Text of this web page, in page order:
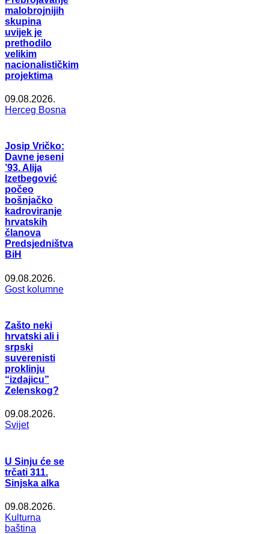
malobrojnijih
skupina
uvijek je
prethodilo
velikim
nacionalističkim
projektima
09.08.2026.
Herceg Bosna
Josip Vričko:
Davne jeseni
’93. Alija
Izetbegović
počeo
bošnjačko
kadroviranje
hrvatskih
članova
Predsjedništva
BiH
09.08.2026.
Gost kolumne
Zašto neki
hrvatski ali i
srpski
suverenisti
proklinju
“izdajicu”
Zelenskog?
09.08.2026.
Svijet
U Sinju će se
trčati 311.
Sinjska alka
09.08.2026.
Kulturna
baština